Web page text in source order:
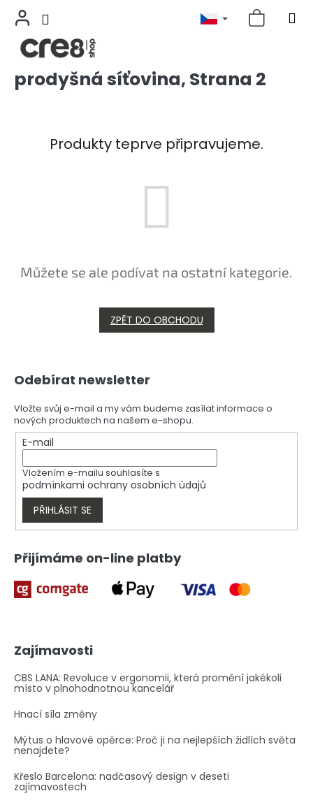
Přejítprodyšná síťovina, Strana 2
Produkty teprve připravujeme.
Můžete se ale podívat na ostatní kategorie.
ZPĚT DO OBCHODU
Odebírat newsletter
Vložte svůj e-mail a my vám budeme zasílat informace o
nových produktech na našem e-shopu.
E-mail
Vložením e-mailu souhlasíte s
podmínkami ochrany osobních údajů
PŘIHLÁSIT SE
Přijímáme on-line platby
Zajímavosti
CBS LANA: Revoluce v ergonomii, která promění jakékoli
místo v plnohodnotnou kancelář
Hnací síla změny
Mýtus o hlavové opěrce: Proč ji na nejlepších židlích světa
nenajdete?
Křeslo Barcelona: nadčasový design v deseti
zajímavostech